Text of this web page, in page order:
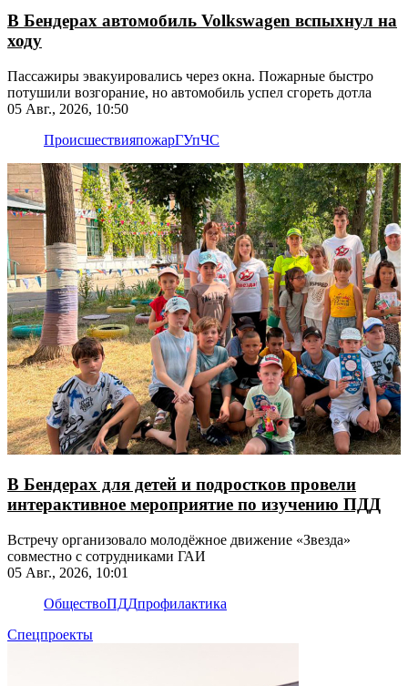
В Бендерах автомобиль Volkswagen вспыхнул на
ходу
Пассажиры эвакуировались через окна. Пожарные быстро
потушили возгорание, но автомобиль успел сгореть дотла
05 Авг., 2026, 10:50
ПроисшествияпожарГУпЧС
В Бендерах для детей и подростков провели
интерактивное мероприятие по изучению ПДД
Встречу организовало молодёжное движение «Звезда»
совместно с сотрудниками ГАИ
05 Авг., 2026, 10:01
ОбществоПДДпрофилактика
Спецпроекты